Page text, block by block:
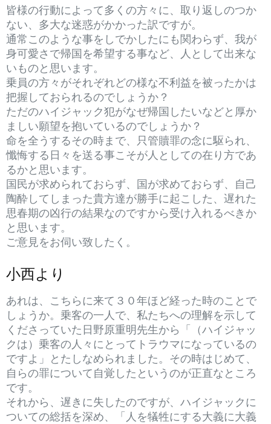
皆様の行動によって多くの方々に、取り返しのつか
ない、多大な迷惑がかかった訳ですが。
通常このような事をしでかしたにも関わらず、我が
身可愛さで帰国を希望する事など、人として出来な
いものと思います。
乗員の方々がそれぞれどの様な不利益を被ったかは
把握しておられるのでしょうか？
ただのハイジャック犯がなぜ帰国したいなどと厚か
ましい願望を抱いているのでしょうか？
命を全うするその時まで、只管贖罪の念に駆られ、
懺悔する日々を送る事こそが人としての在り方であ
るかと思います。
国民が求められておらず、国が求めておらず、自己
陶酔してしまった貴方達が勝手に起こした、遅れた
思春期の凶行の結果なのですから受け入れるべきか
と思います。
ご意見をお伺い致したく。
小西より
あれは、こちらに来て３０年ほど経った時のことで
しょうか。乗客の一人で、私たちへの理解を示して
くださっていた日野原重明先生から「（ハイジャッ
クは）乗客の人々にとってトラウマになっているの
ですよ」とたしなめられました。その時はじめて、
自らの罪について自覚したというのが正直なところ
です。
それから、遅きに失したのですが、ハイジャックに
ついての総括を深め、「人を犠牲にする大義に大義